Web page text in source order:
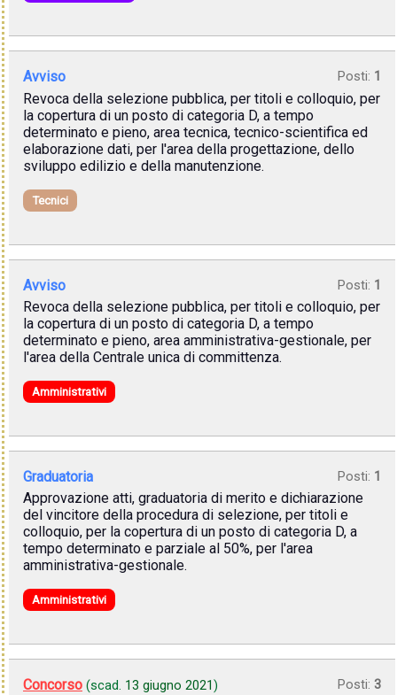
Avviso Posti: 1
Revoca della selezione pubblica, per titoli e colloquio, per
la copertura di un posto di categoria D, a tempo
determinato e pieno, area tecnica, tecnico-scientifica ed
elaborazione dati, per l'area della progettazione, dello
sviluppo edilizio e della manutenzione.
Tecnici
Avviso Posti: 1
Revoca della selezione pubblica, per titoli e colloquio, per
la copertura di un posto di categoria D, a tempo
determinato e pieno, area amministrativa-gestionale, per
l'area della Centrale unica di committenza.
Amministrativi
Graduatoria Posti: 1
Approvazione atti, graduatoria di merito e dichiarazione
del vincitore della procedura di selezione, per titoli e
colloquio, per la copertura di un posto di categoria D, a
tempo determinato e parziale al 50%, per l'area
amministrativa-gestionale.
Amministrativi
Concorso (scad. 13 giugno 2021) Posti: 3